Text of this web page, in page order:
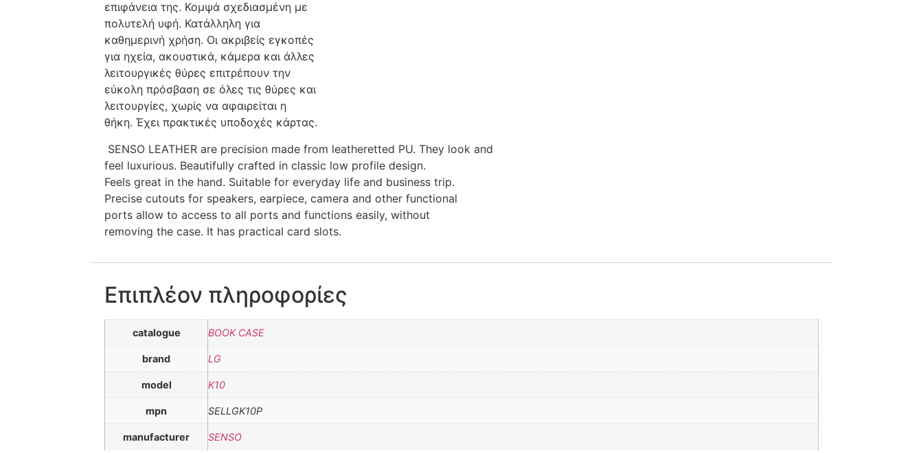
επιφάνεια της. Κομψά σχεδιασμένη με
πολυτελή υφή. Κατάλληλη για
καθημερινή χρήση. Οι ακριβείς εγκοπές
για ηχεία, ακουστικά, κάμερα και άλλες
λειτουργικές θύρες επιτρέπουν την
εύκολη πρόσβαση σε όλες τις θύρες και
λειτουργίες, χωρίς να αφαιρείται η
θήκη. Έχει πρακτικές υποδοχές κάρτας.
SENSO LEATHER are precision made from leatheretted PU. They look and
feel luxurious. Beautifully crafted in classic low profile design.
Feels great in the hand. Suitable for everyday life and business trip.
Precise cutouts for speakers, earpiece, camera and other functional
ports allow to access to all ports and functions easily, without
removing the case. It has practical card slots.
Επιπλέον πληροφορίες
catalogue BOOK CASE
brand LG
model K10
mpn SELLGK10P
manufacturer SENSO